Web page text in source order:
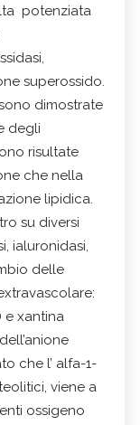
potenziata
superossido.
dimostrate
degli
risultate
che nella
lipidica.
su diversi
ialuronidasi,
delle
e xantina
che l’ alfa-1-
viene a
ossigeno